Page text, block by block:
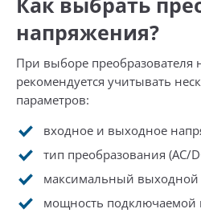
напряжения?
При выборе преобразователя
рекомендуется учитывать
параметров:
входное и выходное
тип преобразования (AC/
максимальный выходной
мощность подключаемой